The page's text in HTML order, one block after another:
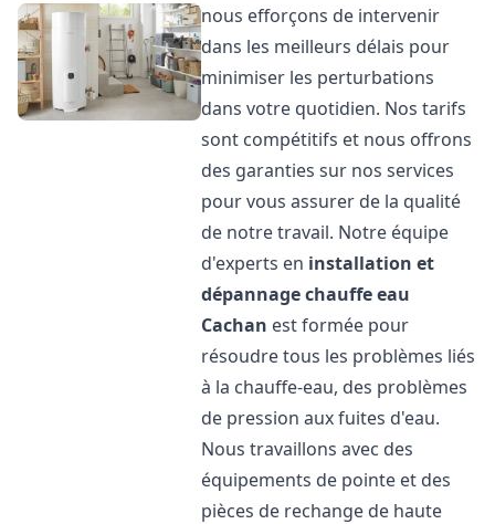
nous efforçons de intervenir
dans les meilleurs délais pour
minimiser les perturbations
dans votre quotidien. Nos tarifs
sont compétitifs et nous offrons
des garanties sur nos services
pour vous assurer de la qualité
de notre travail. Notre équipe
d'experts en installation et
dépannage chauffe eau
Cachan est formée pour
résoudre tous les problèmes liés
à la chauffe-eau, des problèmes
de pression aux fuites d'eau.
Nous travaillons avec des
équipements de pointe et des
pièces de rechange de haute